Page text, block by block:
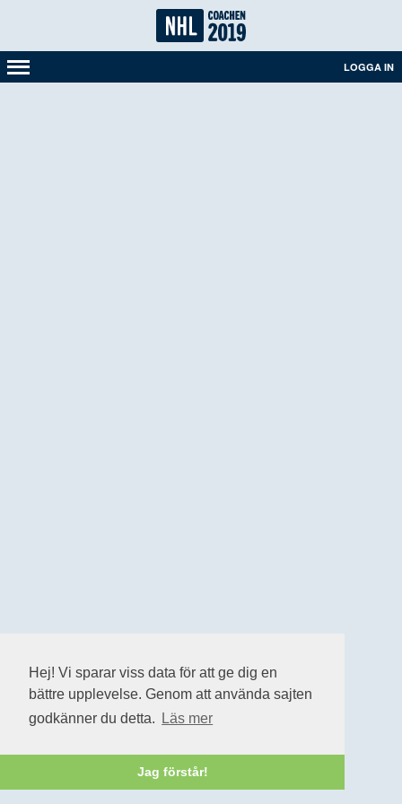
Hej! Vi sparar viss data för att ge dig en
bättre upplevelse. Genom att använda sajten
godkänner du detta.
Läs mer
Jag förstår!
LOGGA IN